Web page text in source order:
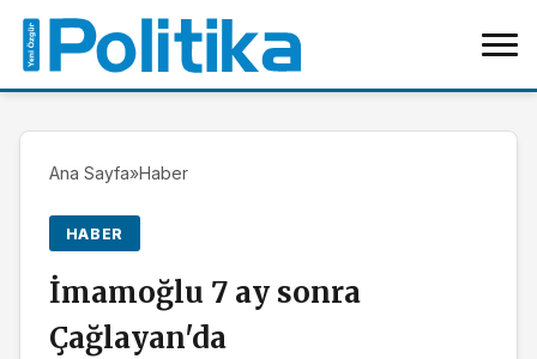
Ana Sayfa»Haber
HABER
İmamoğlu 7 ay sonra
Çağlayan'da